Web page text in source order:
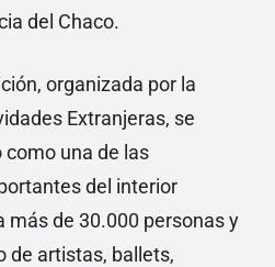
del Chaco.
organizada por la
Extranjeras, se
una de las
del interior
más de 30.000 personas y
de artistas, ballets,